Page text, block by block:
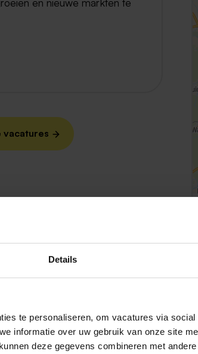
Details
te personaliseren, om vacatures via social
informatie over uw gebruik van onze site
deze gegevens combineren met
vacatures